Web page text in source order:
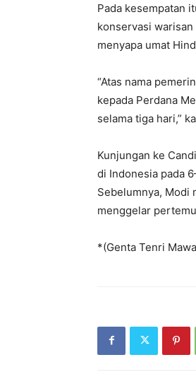
Pada kesempatan
konservasi warisan
menyapa umat
“Atas nama
kepada Perdana
selama tiga hari,”
Kunjungan ke
di Indonesia pada
Sebelumnya, Modi
menggelar
*(Genta Tenri